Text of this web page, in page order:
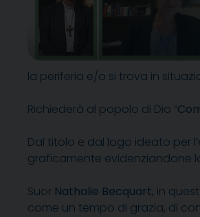
la periferia e/o si trova in
Richiederà al popolo di Dio “
Dal titolo e dal logo ideato per
graficamente evidenziandone
Suor Nathalie Becquart, in
come un tempo di grazia, di